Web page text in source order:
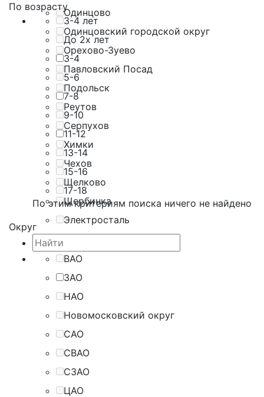
Одинцово
Одинцовский городской округ
Орехово-Зуево
Павловский Посад
Подольск
Реутов
Серпухов
Химки
Чехов
Щелково
Щербинка
Электросталь
По возрасту
3-4 лет
До 2х лет
3-4
5-6
7-8
9-10
11-12
13-14
15-16
17-18
По этим критериям поиска ничего не найдено
Округ
ВАО
ЗАО
НАО
Новомосковский округ
САО
СВАО
СЗАО
ЦАО